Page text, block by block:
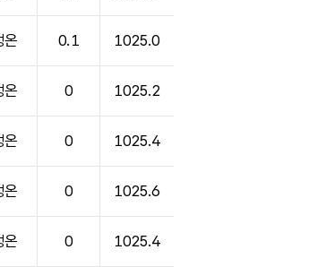
온 0.1 1025.0
온 0 1025.2
온 0 1025.4
온 0 1025.6
온 0 1025.4